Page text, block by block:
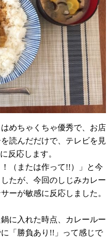
めちゃくちゃ優秀で、お店
読んだだけで、テレビを見
反応します。
（または作って!!）」と今
たが、今回のしじみカレー
ーが敏感に反応しました。
に入れた時点、カレールー
「勝負あり!!」って感じで